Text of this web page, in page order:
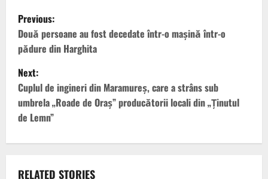
P
o
s
t
n
a
v
Previous:
Două persoane au fost decedate într-o maşină într-o
pădure din Harghita
Next:
Cuplul de ingineri din Maramureș, care a strâns sub
umbrela „Roade de Oraș” producătorii locali din „Ținutul
de Lemn”
RELATED STORIES